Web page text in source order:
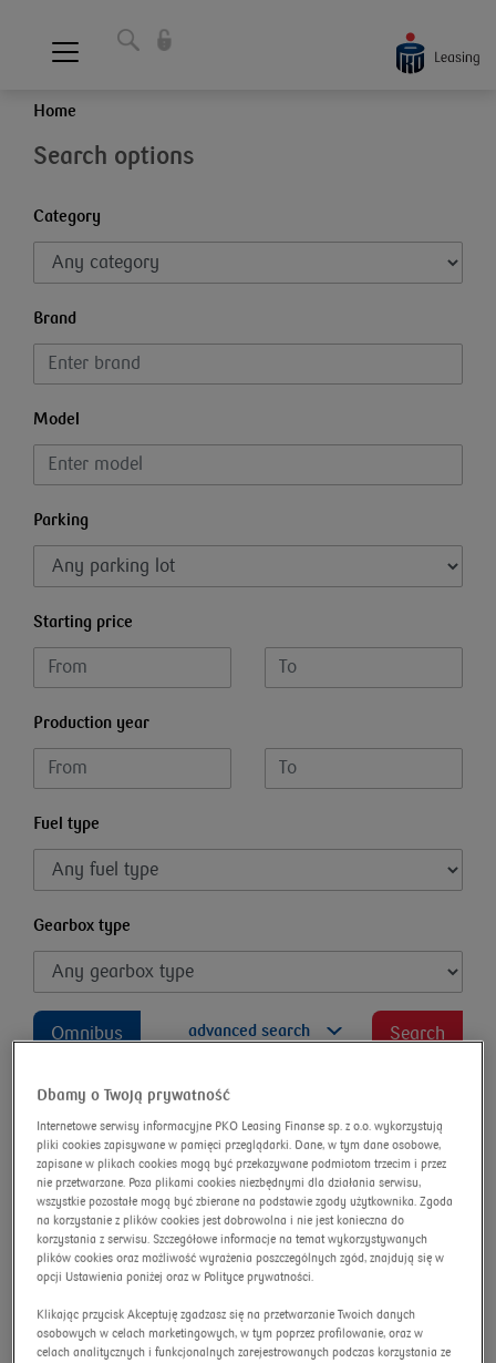
Home
Search options
Category
Brand
Model
Parking
Starting price
Production year
Fuel type
Gearbox type
Omnibus advanced search Search
RANGE ROVER VELAR 3.0
Diesel MHEV R-Dynamic HSE
Auction number: 9446/AU/2025
New
Dbamy o Twoją prywatność
Internetowe serwisy informacyjne PKO Leasing Finanse sp. z o.o. wykorzystują
pliki cookies zapisywane w pamięci przeglądarki. Dane, w tym dane osobowe,
zapisane w plikach cookies mogą być przekazywane podmiotom trzecim i przez
nie przetwarzane. Poza plikami cookies niezbędnymi dla działania serwisu,
wszystkie pozostałe mogą być zbierane na podstawie zgody użytkownika. Zgoda
na korzystanie z plików cookies jest dobrowolna i nie jest konieczna do
korzystania z serwisu. Szczegółowe informacje na temat wykorzystywanych
plików cookies oraz możliwość wyrażenia poszczególnych zgód, znajdują się w
opcji Ustawienia poniżej oraz w Polityce prywatności.
Klikając przycisk Akceptuję zgadzasz się na przetwarzanie Twoich danych
osobowych w celach marketingowych, w tym poprzez profilowanie, oraz w
celach analitycznych i funkcjonalnych zarejestrowanych podczas korzystania ze